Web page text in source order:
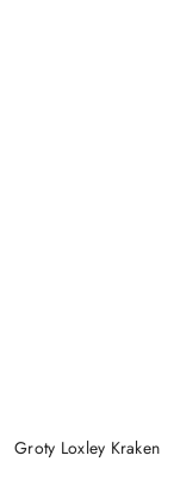
Groty Loxley Kraken